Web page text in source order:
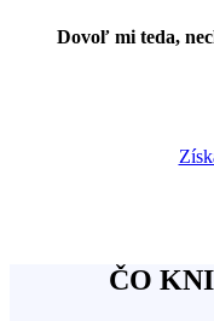
Dovoľ mi teda,
ČO